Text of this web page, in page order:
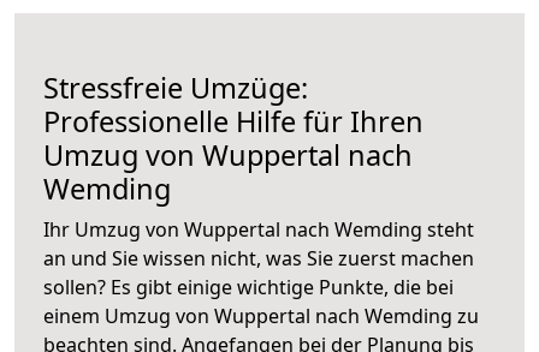
Stressfreie Umzüge:
Professionelle Hilfe für Ihren
Umzug von Wuppertal nach
Wemding
Ihr Umzug von Wuppertal nach Wemding steht
an und Sie wissen nicht, was Sie zuerst machen
sollen? Es gibt einige wichtige Punkte, die bei
einem Umzug von Wuppertal nach Wemding zu
beachten sind. Angefangen bei der Planung bis